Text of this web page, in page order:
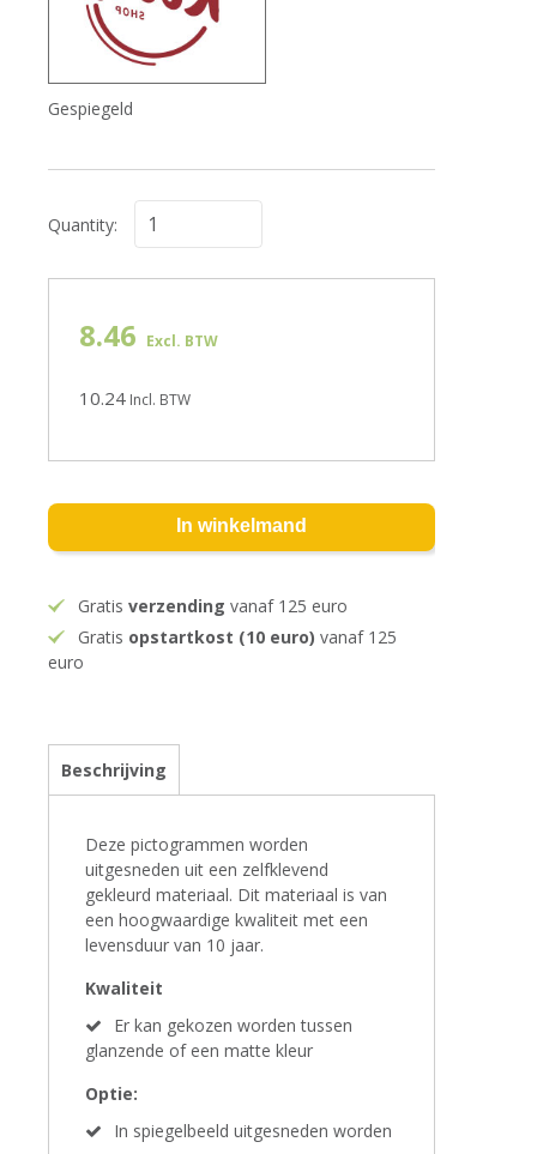
Gespiegeld
Quantity:
8.46 Excl. BTW
10.24 Incl. BTW
In winkelmand
Gratisverzending vanaf 125 euro
Gratis opstartkost (10 euro) vanaf 125
euro
Beschrijving
Deze pictogrammen worden
uitgesneden uit een zelfklevend
gekleurd materiaal. Dit materiaal is van
een hoogwaardige kwaliteit met een
levensduur van 10 jaar.
Kwaliteit
Er kan gekozen worden tussen
glanzende of een matte kleur
Optie:
In spiegelbeeld uitgesneden worden